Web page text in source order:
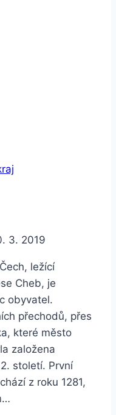
3. 2019
ležící
Cheb, je
obyvatel.
přechodů, přes
které město
založena
století. První
z roku 1281,